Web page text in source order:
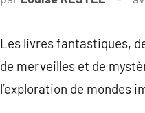
Les livres fantastiques,
de merveilles et de
l’exploration de mondes